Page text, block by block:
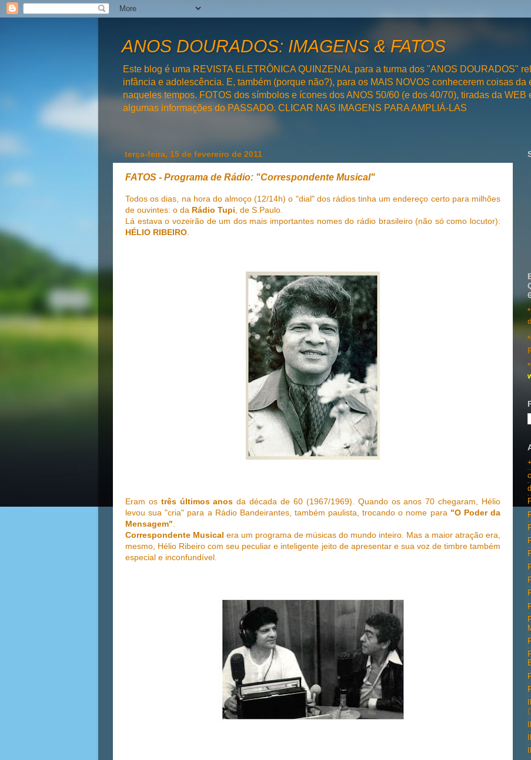
ANOS DOURADOS: IMAGENS & FATOS
Este blog é uma REVISTA ELETRÔNICA QUINZENAL para a turma dos "ANOS DOURADOS"
infância e adolescência. E, também (porque não?), para os MAIS NOVOS conhecerem coisas da
naqueles tempos. FOTOS dos símbolos e ícones dos ANOS 50/60 (e dos 40/70), tiradas da WEB
algumas informações do PASSADO. CLICAR NAS IMAGENS PARA AMPLIÁ-LAS
terça-feira, 15 de fevereiro de 2011
FATOS - Programa de Rádio: "Correspondente Musical"
Todos os dias, na hora do almoço (12/14h) o "dial" dos rádios tinha um endereço certo para milhões
de ouvintes: o da Rádio Tupi, de S.Paulo.
Lá estava o vozeirão de um dos mais importantes nomes do rádio brasileiro (não só como locutor):
HÉLIO RIBEIRO.
Eram os três últimos anos da década de 60 (1967/1969). Quando os anos 70 chegaram, Hélio
levou sua "cria" para a Rádio Bandeirantes, também paulista, trocando o nome para "O Poder da
Mensagem".
Correspondente Musical era um programa de músicas do mundo inteiro. Mas a maior atração era,
mesmo, Hélio Ribeiro com seu peculiar e inteligente jeito de apresentar e sua voz de timbre também
especial e inconfundível.
+